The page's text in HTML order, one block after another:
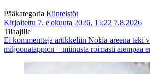
Pääkategoria Kiinteistöt
Kirjoitettu 7. elokuuta 2026, 15:22 7.8.2026
Tilaajille
Ei kommentteja artikkeliin Nokia-areena teki
miljoonatappion – miinusta roimasti aiempaa